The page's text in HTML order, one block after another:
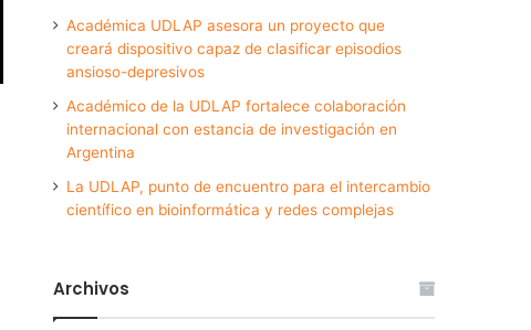
Académica UDLAP asesora un proyecto que
creará dispositivo capaz de clasificar episodios
ansioso-depresivos
Académico de la UDLAP fortalece colaboración
internacional con estancia de investigación en
Argentina
La UDLAP, punto de encuentro para el intercambio
científico en bioinformática y redes complejas
Archivos